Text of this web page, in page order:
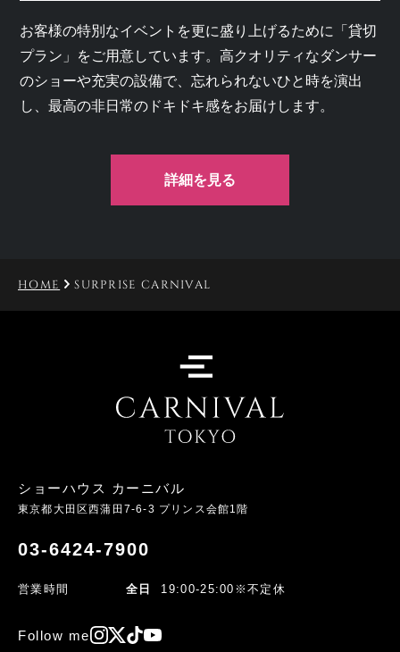
お客様の特別なイベントを更に盛り上げるために「貸切
プラン」をご用意しています。高クオリティなダンサー
のショーや充実の設備で、忘れられないひと時を演出
し、最高の非日常のドキドキ感をお届けします。
詳細を見る
HOME SURPRISE CARNIVAL
ショーハウス カーニバル
東京都大田区西蒲田 7-6-3 プリンス会館1階
03-6424-7900
営業時間 全日 19:00-25:00 ※不定休
Follow me